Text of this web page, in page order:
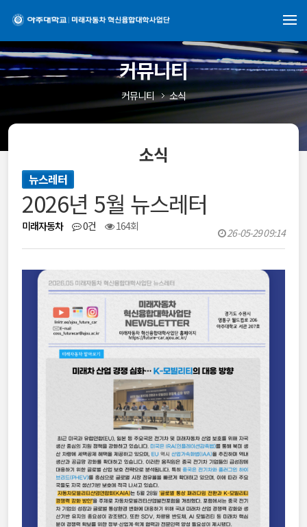
커뮤니티
커뮤니티 소식
소식
뉴스레터
2026년 5월 뉴스레터
미래자동차 0건 164회 26-05-29 09:14